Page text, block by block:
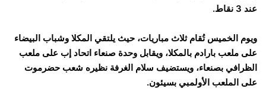
عند 3 نقاط.
ويوم الخميس تُقام ثلاث مباريات، حيث يلتقي المكلا وشباب البيضاء
على ملعب بارادم بالمكلا، ويقابل وحدة صنعاء اتحاد إب على ملعب
الظرافي بصنعاء، ويستضيف سلام الغرفة نظيره شعب حضرموت
على الملعب الأولمبي بسيئون.